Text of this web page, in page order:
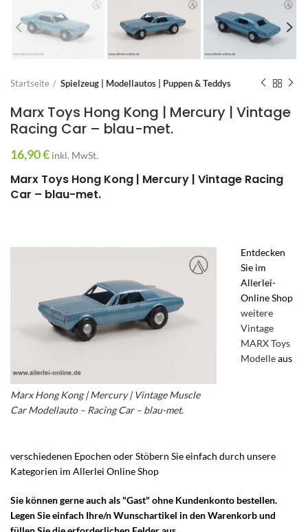
Startseite Spielzeug | Modellautos | Puppen & Teddys
Marx Toys Hong Kong | Mercury | Vintage
Racing Car – blau-met.
16,90€ inkl. MwSt.
Marx Toys Hong Kong | Mercury | Vintage Racing
Car – blau-met.
Marx Hong Kong | Mercury | Vintage Muscle
Car Modellauto – Racing Car – blau-met.
Entdecken
Sie im
Allerlei-
Online Shop
weitere
Vintage
MARX Toys
Modelleaus
verschiedenen Epochen oder Stöbern Sie einfach durch unsere
Kategorien im Allerlei Online Shop
Sie können gerne auch als "Gast" ohne Kundenkonto bestellen.
Legen Sie einfach Ihre/n Wunschartikel in den Warenkorb und